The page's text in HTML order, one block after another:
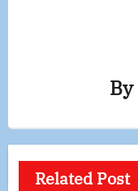
By
Related Post